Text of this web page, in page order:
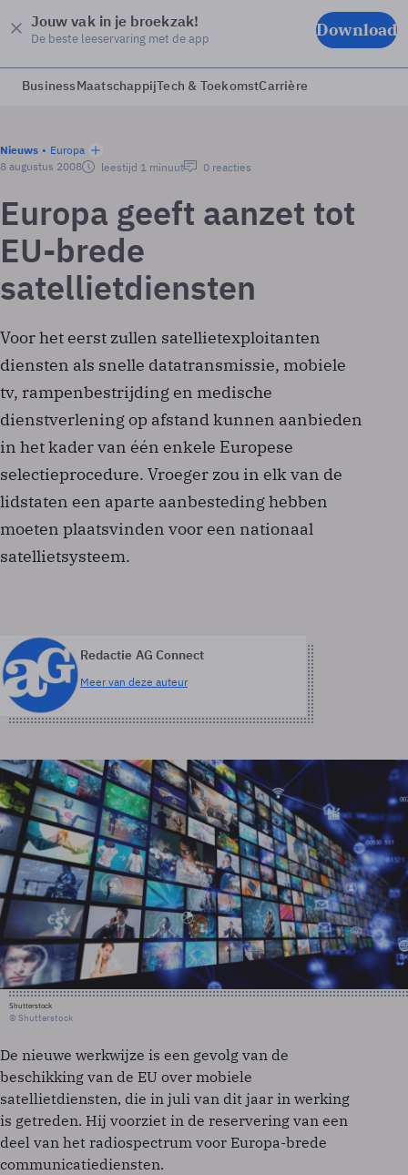
Jouw vak in je broekzak!
De beste leeservaring met de app Download
BusinessMaatschappijTech & ToekomstCarrière
Nieuws
Europa
8 augustus 2008
leestijd 1 minuut 0 reacties
Europa geeft aanzet tot
EU-brede
satellietdiensten
Voor het eerst zullen satellietexploitanten
diensten als snelle datatransmissie, mobiele
tv, rampenbestrijding en medische
dienstverlening op afstand kunnen aanbieden
in het kader van één enkele Europese
selectieprocedure. Vroeger zou in elk van de
lidstaten een aparte aanbesteding hebben
moeten plaatsvinden voor een nationaal
satellietsysteem.
Redactie AG Connect
Meer van deze auteur
Shutterstock
© Shutterstock
De nieuwe werkwijze is een gevolg van de
beschikking van de EU over mobiele
satellietdiensten, die in juli van dit jaar in werking
is getreden. Hij voorziet in de reservering van een
deel van het radiospectrum voor Europa-brede
communicatiediensten.